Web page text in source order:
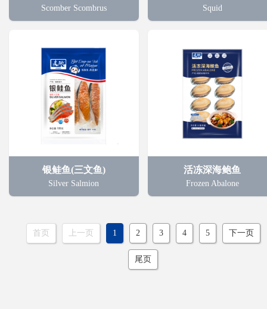
Scomber Scombrus Squid
银鲑鱼(三文鱼)
Silver Salmion
活冻深海鲍鱼
Frozen Abalone
首页 上一页 1 2 3 4 5 下一页
尾页